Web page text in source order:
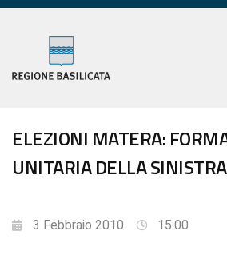
ELEZIONI MATERA:
UNITARIA DELLA SINISTRA
3 Febbraio 2010 15:00